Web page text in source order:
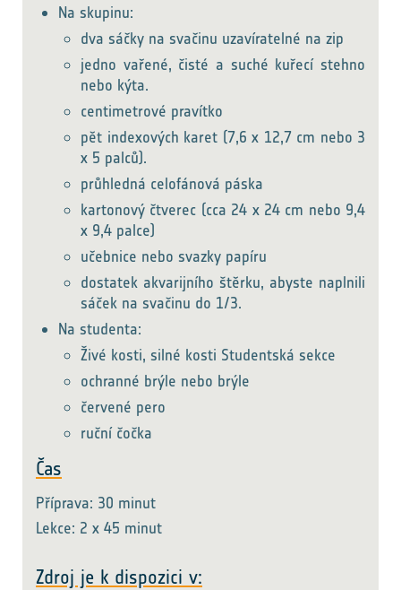
Na skupinu:
dva sáčky na svačinu uzavíratelné na zip
jedno vařené, čisté a suché kuřecí stehno
nebo kýta.
centimetrové pravítko
pět indexových karet (7,6 x 12,7 cm nebo 3
x 5 palců).
průhledná celofánová páska
kartonový čtverec (cca 24 x 24 cm nebo 9,4
x 9,4 palce)
učebnice nebo svazky papíru
dostatek akvarijního štěrku, abyste naplnili
sáček na svačinu do 1/3.
Na studenta:
Živé kosti, silné kosti Studentská sekce
ochranné brýle nebo brýle
červené pero
ruční čočka
Čas
Příprava: 30 minut
Lekce: 2 x 45 minut
Zdroj je k dispozici v: